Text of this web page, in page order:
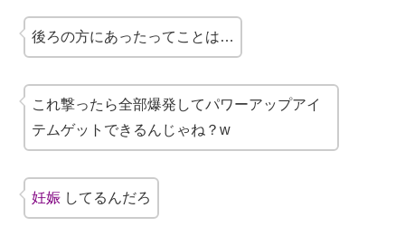
後ろの方にあったってことは…
これ撃ったら全部爆発してパワーアップアイ
テムゲットできるんじゃね？w
妊娠 してるんだろ